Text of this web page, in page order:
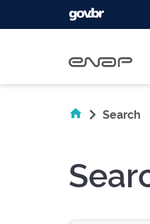
Search